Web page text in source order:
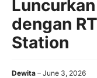
dengan
Station
Dewita June 3, 2026